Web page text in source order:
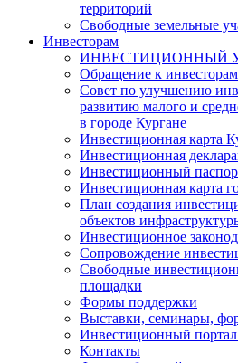
территорий
Свободные земельные
Инвесторам
ИНВЕСТИЦИОННЫЙ
Обращение к инвесторам
Совет по улучшению
развитию малого и
в городе Кургане
Инвестиционная карта
Инвестиционная
Инвестиционный
Инвестиционная карта
План создания
объектов
Инвестиционное
Сопровождение
Свободные
площадки
Формы поддержки
Выставки, семинары,
Инвестиционный портал
Контакты